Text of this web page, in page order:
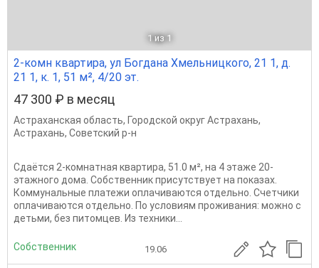
1 из 1
2-комн квартира, ул Богдана Хмельницкого, 21 1, д.
21 1, к. 1, 51 м², 4/20 эт.
47 300 ₽ в месяц
Астраханская область, Городской округ Астрахань,
Астрахань, Советский р-н
Сдаётся 2-комнатная квартира, 51.0 м², на 4 этаже 20-
этажного дома. Собственник присутствует на показах.
Коммунальные платежи оплачиваются отдельно. Счетчики
оплачиваются отдельно. По условиям проживания: можно с
детьми, без питомцев. Из техники...
Собственник 19.06